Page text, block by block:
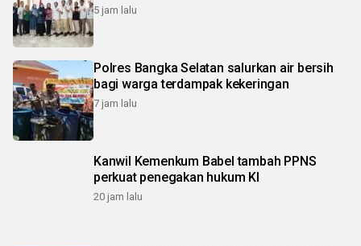
5 jam lalu
Polres Bangka Selatan salurkan air bersih
bagi warga terdampak kekeringan
7 jam lalu
Kanwil Kemenkum Babel tambah PPNS
perkuat penegakan hukum KI
20 jam lalu